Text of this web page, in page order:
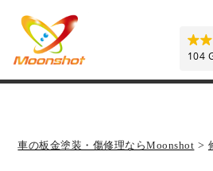
車の板金塗装・傷修理ならMoonshot >
104